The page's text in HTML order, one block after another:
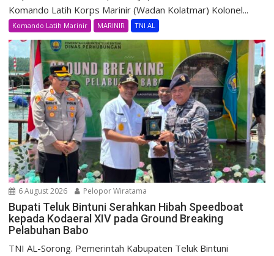
Komando Latih Korps Marinir (Wadan Kolatmar) Kolonel...
Komando Latih Marinir MARINIR TNI AL
6 August 2026 Pelopor Wiratama
Bupati Teluk Bintuni Serahkan Hibah Speedboat
kepada Kodaeral XIV pada Ground Breaking
Pelabuhan Babo
TNI AL-Sorong. Pemerintah Kabupaten Teluk Bintuni